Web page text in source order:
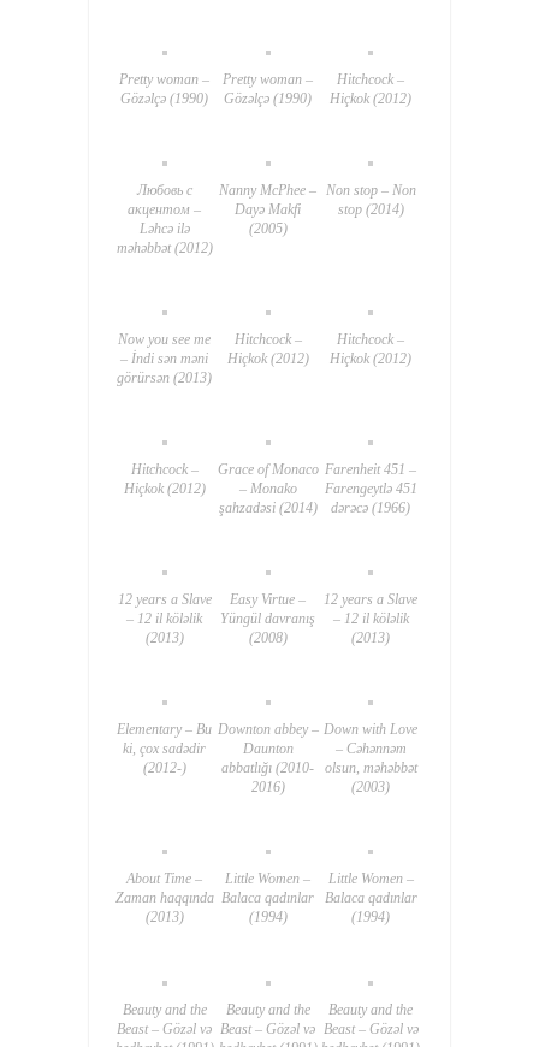
Pretty woman –
Gözəlçə (1990)
Pretty woman –
Gözəlçə (1990)
Hitchcock –
Hiçkok (2012)
Любовь с
акцентом –
Ləhcə ilə
məhəbbət (2012)
Nanny McPhee –
Dayə Makfi
(2005)
Non stop – Non
stop (2014)
Now you see me
– İndi sən məni
görürsən (2013)
Hitchcock –
Hiçkok (2012)
Hitchcock –
Hiçkok (2012)
Hitchcock –
Hiçkok (2012)
Grace of Monaco
– Monako
şahzadəsi (2014)
Farenheit 451 –
Farengeytlə 451
dərəcə (1966)
12 years a Slave
– 12 il köləlik
(2013)
Easy Virtue –
Yüngül davranış
(2008)
12 years a Slave
– 12 il köləlik
(2013)
Elementary – Bu
ki, çox sadədir
(2012-)
Downton abbey –
Daunton
abbatlığı (2010-
2016)
Down with Love
– Cəhənnəm
olsun, məhəbbət
(2003)
About Time –
Zaman haqqında
(2013)
Little Women –
Balaca qadınlar
(1994)
Little Women –
Balaca qadınlar
(1994)
Beauty and the
Beast – Gözəl və
Beauty and the
Beast – Gözəl və
Beauty and the
Beast – Gözəl və